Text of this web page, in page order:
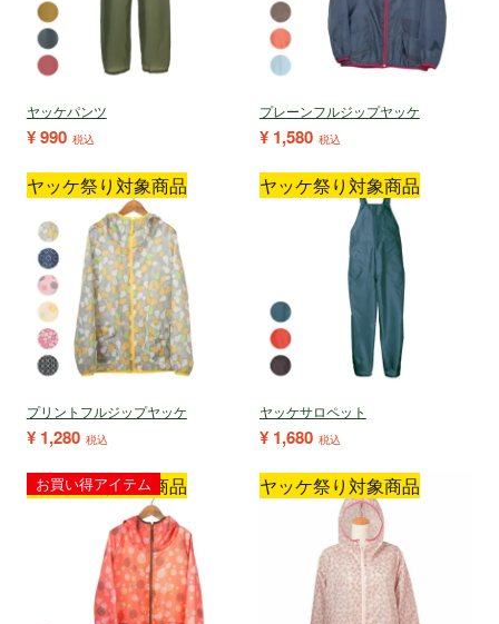
ヤッケパンツ
¥990 税込
プレーンフルジップヤッケ
¥ 1,580 税込
ヤッケ祭り対象商品
プリントフルジップヤッケ
¥ 1,280 税込
ヤッケ祭り対象商品
ヤッケサロペット
¥ 1,680 税込
お買い得アイテム
ヤッケ祭り対象商品 ヤッケ祭り対象商品